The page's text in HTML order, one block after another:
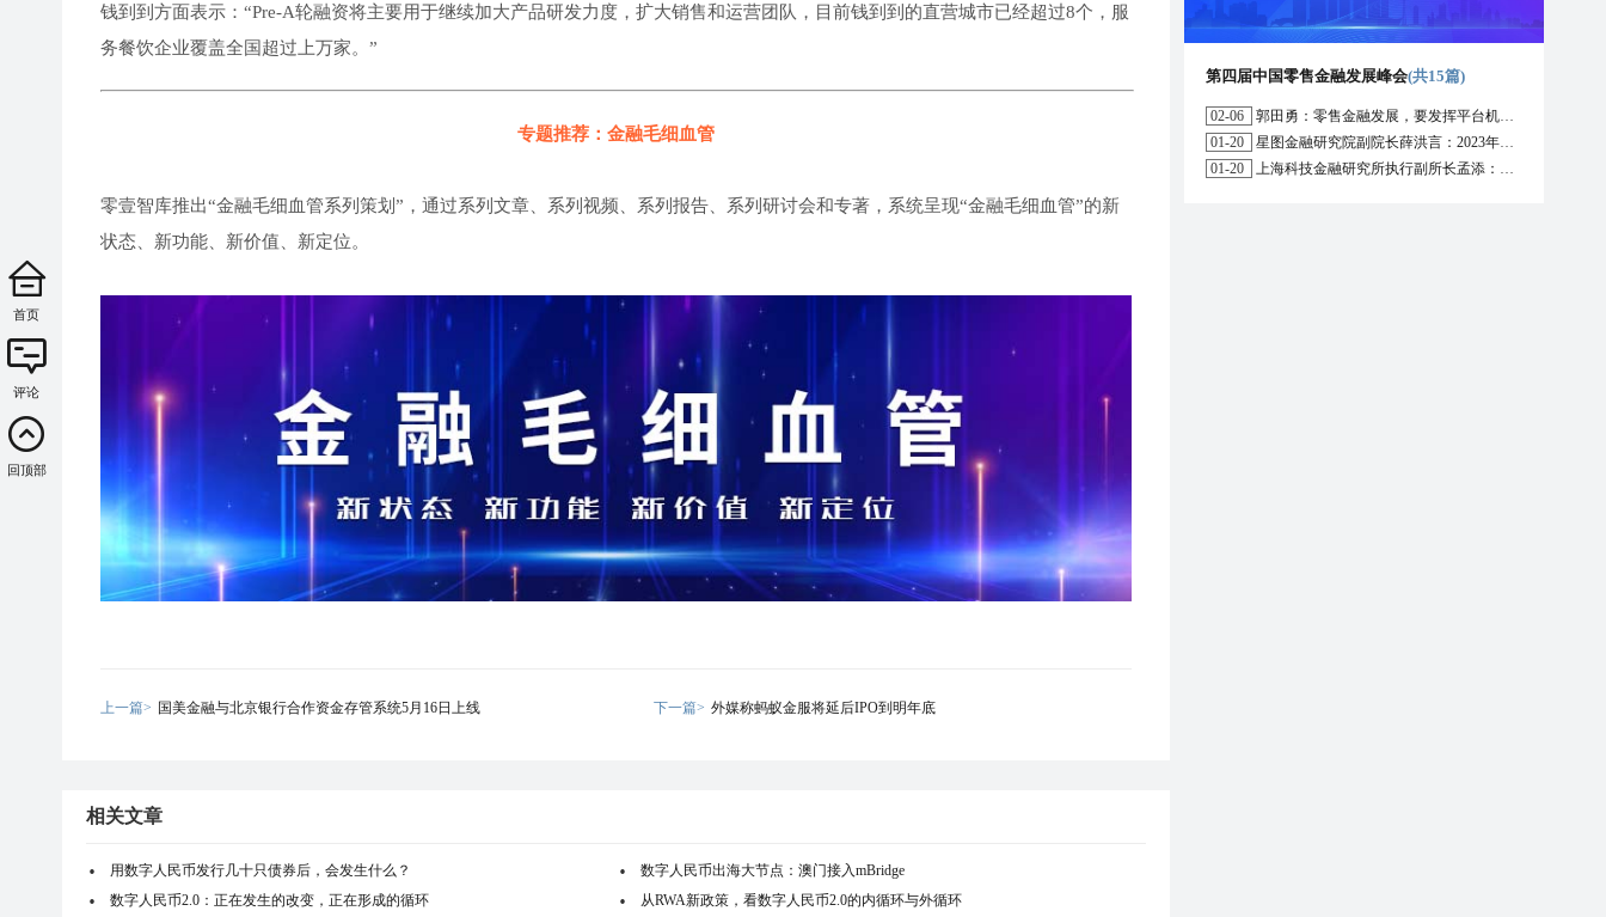
钱到到方面表示：“Pre-A轮融资将主要用于继续加大产品研发力度，扩大销售和运营团队，目前钱到到的直营城市已经超过8个，服
务餐饮企业覆盖全国超过上万家。”
专题推荐：金融毛细血管
零壹智库推出“金融毛细血管系列策划”，通过系列文章、系列视频、系列报告、系列研讨会和专著，系统呈现“金融毛细血管”的新
状态、新功能、新价值、新定位。
上一篇> 国美金融与北京银行合作资金存管系统5月16日上线 下一篇> 外媒称蚂蚁金服将延后IPO到明年底
相关文章
用数字人民币发行几十只债券后，会发生什么？
数字人民币出海大节点：澳门接入mBridge
数字人民币2.0：正在发生的改变，正在形成的循环
从RWA新政策，看数字人民币2.0的内循环与外循环
第四届中国零售金融发展峰会(共15篇)
02-06
郭田勇：零售金融发展，要发挥平台机构的作用
01-20
星图金融研究院副院长薛洪言：2023年消费信贷或迎来新起点
01-20
上海科技金融研究所执行副所长孟添：开放银行与嵌入式金融为数字普惠金融带来更大发展空间
首页
评论
回顶部